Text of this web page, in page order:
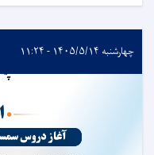
چهارشنبه ۱۴۰۵/۵/۱۴ - ۱۱:۲۴